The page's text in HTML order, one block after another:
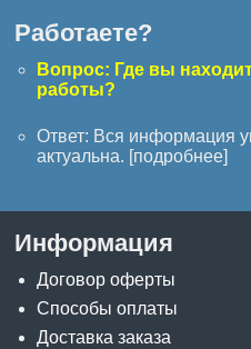
Работаете?
Вопрос: Где вы
работы?
Ответ: Вся информация
актуальна. [подробнее]
Информация
Договор оферты
Способы оплаты
Доставка заказа